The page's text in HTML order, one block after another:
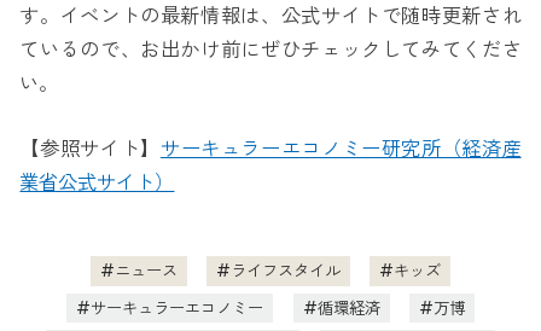
す。イベントの最新情報は、公式サイトで随時更新され
ているので、お出かけ前にぜひチェックしてみてくださ
い。
【参照サイト】 サーキュラーエコノミー研究所（経済産
業省公式サイト）
ニュース ライフスタイル
キッズ
サーキュラーエコノミー
循環経済
万博